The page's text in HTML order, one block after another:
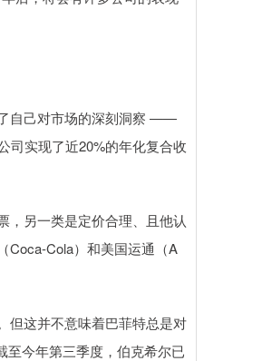
自己对市场的深刻洞察 ——
司实现了近20%的年化复合收
，另一类是定价合理、且他认
Coca-Cola）和美国运通（A
但这并不意味着巴菲特总是对
今年第三季度，伯克希尔已